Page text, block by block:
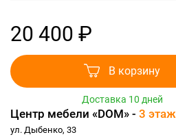
20 400 ₽
В корзину
Доставка 10 дней
Центр мебели «DOM» - 3 этаж
ул. Дыбенко, 33